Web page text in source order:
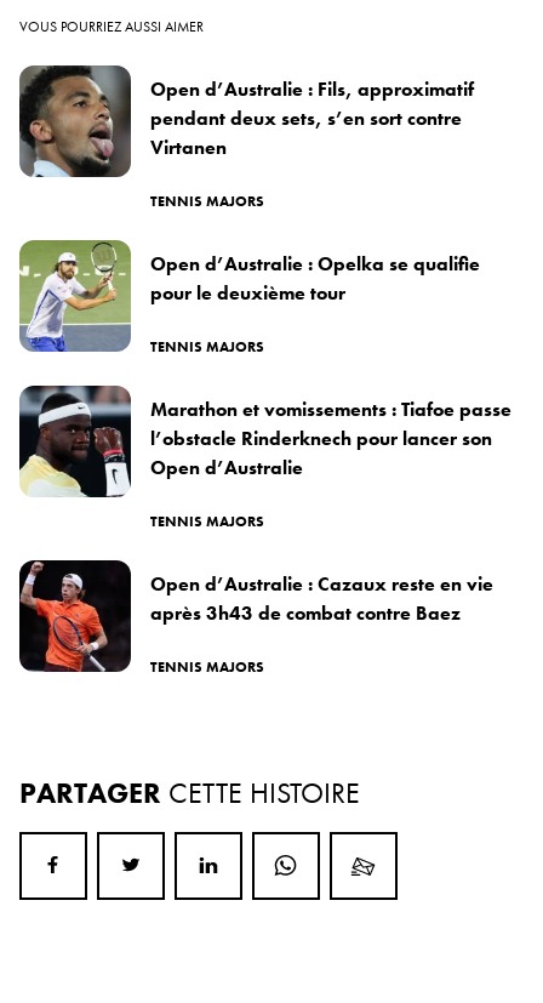
VOUS POURRIEZ AUSSI AIMER
Open d’Australie : Fils, approximatif
pendant deux sets, s’en sort contre
Virtanen
TENNIS MAJORS
Open d’Australie : Opelka se qualifie
pour le deuxième tour
TENNIS MAJORS
Marathon et vomissements : Tiafoe passe
l’obstacle Rinderknech pour lancer son
Open d’Australie
TENNIS MAJORS
Open d’Australie : Cazaux reste en vie
après 3h43 de combat contre Baez
TENNIS MAJORS
PARTAGER CETTE HISTOIRE